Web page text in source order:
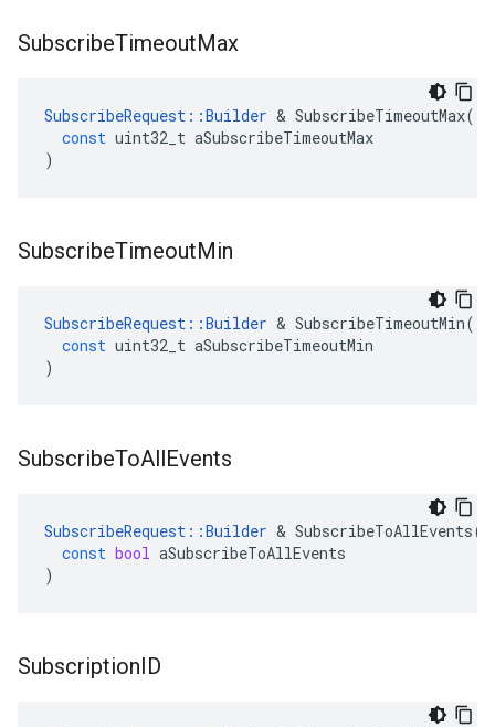
SubscribeTimeoutMax
SubscribeRequest ::Builder & SubscribeTimeoutMax(
const uint32_t aSubscribeTimeoutMax
)
SubscribeTimeoutMin
SubscribeRequest ::Builder & SubscribeTimeoutMin(
const uint32_t aSubscribeTimeoutMin
)
SubscribeToAllEvents
SubscribeRequest ::Builder & SubscribeToAllEvents(
const bool aSubscribeToAllEvents
)
SubscriptionID